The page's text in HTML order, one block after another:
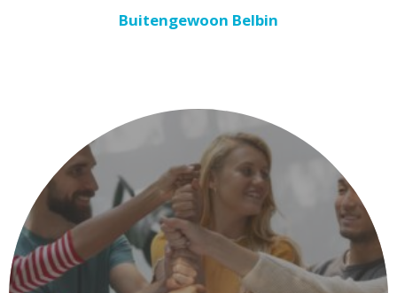
Buitengewoon Belbin